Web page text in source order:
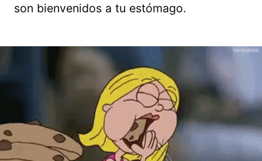
son bienvenidos a tu estómago.